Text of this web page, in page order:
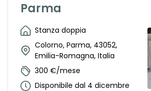
Parma
Stanza doppia
Colorno, Parma, 43052,
Emilia-Romagna, Italia
300 €/mese
Disponibile dal 4 dicembre